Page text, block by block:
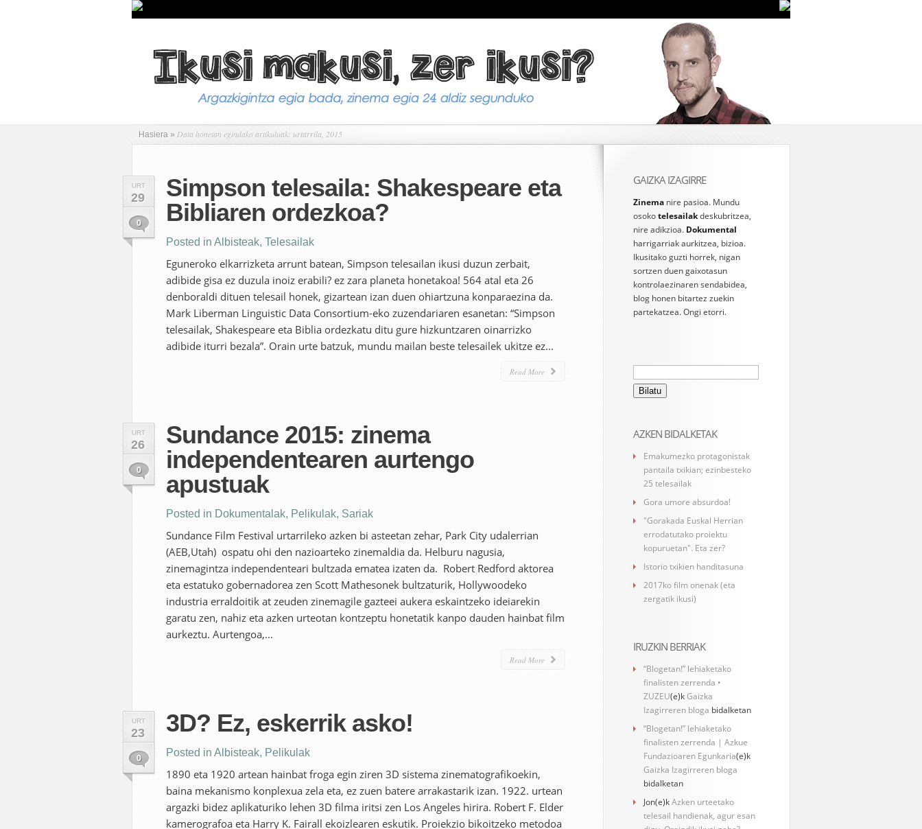
Hasiera » Data honetan egindako artikuluak: urtarrila, 2015
URT
29
0
Simpson telesaila: Shakespeare eta
Bibliaren ordezkoa?
Posted in Albisteak, Telesailak
Eguneroko elkarrizketa arrunt batean, Simpson telesailan ikusi duzun zerbait,
adibide gisa ez duzula inoiz erabili? ez zara planeta honetakoa! 564 atal eta 26
denboraldi dituen telesail honek, gizartean izan duen ohiartzuna konparaezina da.
Mark Liberman Linguistic Data Consortium-eko zuzendariaren esanetan: “Simpson
telesailak, Shakespeare eta Biblia ordezkatu ditu gure hizkuntzaren oinarrizko
adibide iturri bezala”. Orain urte batzuk, mundu mailan beste telesailek ukitze ez...
Read More
URT
26
0
Sundance 2015: zinema
independentearen aurtengo
apustuak
Posted in Dokumentalak, Pelikulak, Sariak
Sundance Film Festival urtarrileko azken bi asteetan zehar, Park City udalerrian
(AEB,Utah) ospatu ohi den nazioarteko zinemaldia da. Helburu nagusia,
zinemagintza independenteari bultzada ematea izaten da. Robert Redford aktorea
eta estatuko gobernadorea zen Scott Mathesonek bultzaturik, Hollywoodeko
industria erraldoitik at zeuden zinemagile gazteei aukera eskaintzeko ideiarekin
garatu zen, nahiz eta azken urteotan kontzeptu honetatik kanpo dauden hainbat film
aurkeztu. Aurtengoa,...
Read More
URT
23
0
3D? Ez, eskerrik asko!
Posted in Albisteak, Pelikulak
1890 eta 1920 artean hainbat froga egin ziren 3D sistema zinematografikoekin,
baina mekanismo konplexua zela eta, ez zuen batere arrakastarik izan. 1922. urtean
argazki bidez aplikaturiko lehen 3D filma iritsi zen Los Angeles hirira. Robert F. Elder
kamerografoa eta Harry K. Fairall ekoizlearen eskutik. Proiekzio bikoitzeko metodoa
GAIZKA IZAGIRRE
Zinema nire pasioa. Mundu
osokotelesailakdeskubritzea,
nire adikzioa. Dokumental
harrigarriak aurkitzea, bizioa.
Ikusitako guzti horrek, nigan
sortzen duen gaixotasun
kontrolaezinaren sendabidea,
blog honen bitartez zuekin
partekatzea. Ongi etorri.
Bilatu:
AZKEN BIDALKETAK
Emakumezko protagonistak
pantaila txikian; ezinbesteko
25 telesailak
Gora umore absurdoa!
"Gorakada Euskal Herrian
errodatutako proiektu
kopuruetan". Eta zer?
Istorio txikien handitasuna
2017ko film onenak (eta
zergatik ikusi)
IRUZKIN BERRIAK
“Blogetan!” lehiaketako
finalisten zerrenda •
ZUZEU(e)kGaizka
Izagirreren bloga bidalketan
“Blogetan!” lehiaketako
finalisten zerrenda | Azkue
Fundazioaren Egunkaria(e)k
Gaizka Izagirreren bloga
bidalketan
Jon(e)kAzken urteetako
telesail handienak, agur esan